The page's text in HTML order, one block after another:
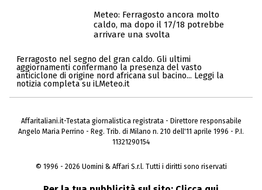
Meteo: Ferragosto ancora molto
caldo, ma dopo il 17/18 potrebbe
arrivare una svolta
Ferragosto nel segno del gran caldo. Gli ultimi
aggiornamenti confermano la presenza del vasto
anticiclone di origine nord africana sul bacino... Leggi la
notizia completa su iLMeteo.it
Affaritaliani.it-Testata giornalistica registrata - Direttore responsabile
Angelo Maria Perrino - Reg. Trib. di Milano n. 210 dell'11 aprile 1996 - P.I.
11321290154
© 1996 - 2026 Uomini & Affari S.r.l. Tutti i diritti sono riservati